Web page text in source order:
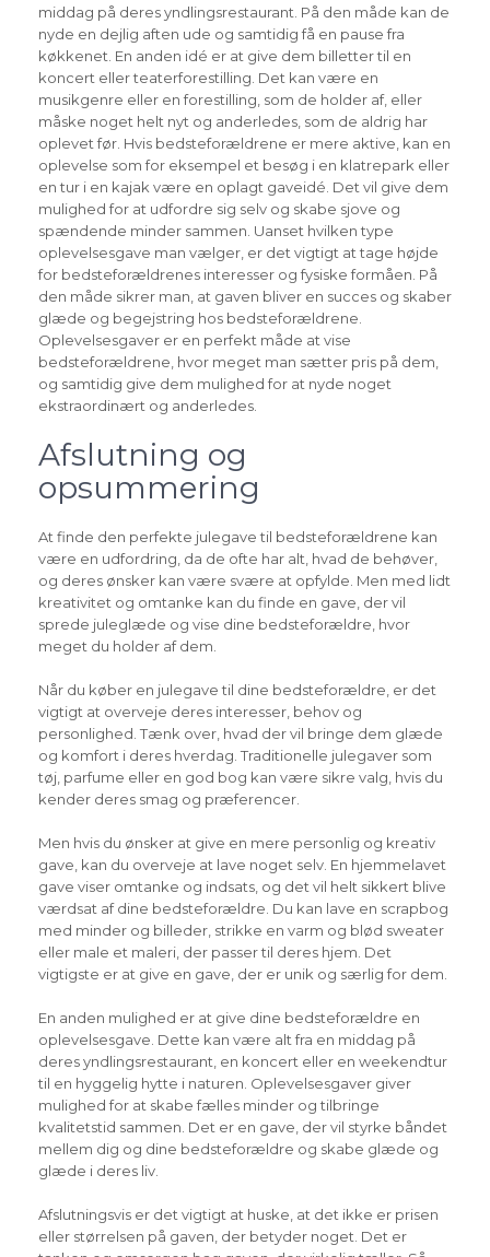
middag på deres yndlingsrestaurant. På den måde kan de
nyde en dejlig aften ude og samtidig få en pause fra
køkkenet. En anden idé er at give dem billetter til en
koncert eller teaterforestilling. Det kan være en
musikgenre eller en forestilling, som de holder af, eller
måske noget helt nyt og anderledes, som de aldrig har
oplevet før. Hvis bedsteforældrene er mere aktive, kan en
oplevelse som for eksempel et besøg i en klatrepark eller
en tur i en kajak være en oplagt gaveidé. Det vil give dem
mulighed for at udfordre sig selv og skabe sjove og
spændende minder sammen. Uanset hvilken type
oplevelsesgave man vælger, er det vigtigt at tage højde
for bedsteforældrenes interesser og fysiske formåen. På
den måde sikrer man, at gaven bliver en succes og skaber
glæde og begejstring hos bedsteforældrene.
Oplevelsesgaver er en perfekt måde at vise
bedsteforældrene, hvor meget man sætter pris på dem,
og samtidig give dem mulighed for at nyde noget
ekstraordinært og anderledes.
Afslutning og
opsummering
At finde den perfekte julegave til bedsteforældrene kan
være en udfordring, da de ofte har alt, hvad de behøver,
og deres ønsker kan være svære at opfylde. Men med lidt
kreativitet og omtanke kan du finde en gave, der vil
sprede juleglæde og vise dine bedsteforældre, hvor
meget du holder af dem.
Når du køber en julegave til dine bedsteforældre, er det
vigtigt at overveje deres interesser, behov og
personlighed. Tænk over, hvad der vil bringe dem glæde
og komfort i deres hverdag. Traditionelle julegaver som
tøj, parfume eller en god bog kan være sikre valg, hvis du
kender deres smag og præferencer.
Men hvis du ønsker at give en mere personlig og kreativ
gave, kan du overveje at lave noget selv. En hjemmelavet
gave viser omtanke og indsats, og det vil helt sikkert blive
værdsat af dine bedsteforældre. Du kan lave en scrapbog
med minder og billeder, strikke en varm og blød sweater
eller male et maleri, der passer til deres hjem. Det
vigtigste er at give en gave, der er unik og særlig for dem.
En anden mulighed er at give dine bedsteforældre en
oplevelsesgave. Dette kan være alt fra en middag på
deres yndlingsrestaurant, en koncert eller en weekendtur
til en hyggelig hytte i naturen. Oplevelsesgaver giver
mulighed for at skabe fælles minder og tilbringe
kvalitetstid sammen. Det er en gave, der vil styrke båndet
mellem dig og dine bedsteforældre og skabe glæde og
glæde i deres liv.
Afslutningsvis er det vigtigt at huske, at det ikke er prisen
eller størrelsen på gaven, der betyder noget. Det er